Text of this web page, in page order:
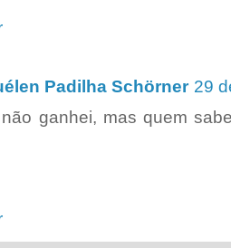
Padilha Schörner 29
ganhei, mas quem